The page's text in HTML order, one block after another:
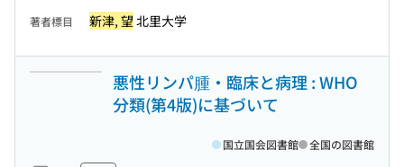
著者標目 新津, 望 北里大学
悪性リンパ腫・臨床と病理 : WHO
分類(第4版)に基づいて
国立国会図書館 全国の図書館